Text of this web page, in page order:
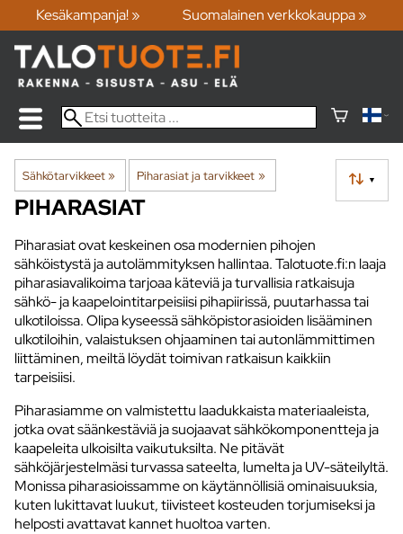
Kesäkampanja! » Suomalainen verkkokauppa »
Sähkötarvikkeet‪» Piharasiat ja tarvikkeet ‪» ▼
PIHARASIAT
Piharasiat ovat keskeinen osa modernien pihojen
sähköistystä ja autolämmityksen hallintaa. Talotuote.fi:n laaja
piharasiavalikoima tarjoaa käteviä ja turvallisia ratkaisuja
sähkö- ja kaapelointitarpeisiisi pihapiirissä, puutarhassa tai
ulkotiloissa. Olipa kyseessä sähköpistorasioiden lisääminen
ulkotiloihin, valaistuksen ohjaaminen tai autonlämmittimen
liittäminen, meiltä löydät toimivan ratkaisun kaikkiin
tarpeisiisi.
Piharasiamme on valmistettu laadukkaista materiaaleista,
jotka ovat säänkestäviä ja suojaavat sähkökomponentteja ja
kaapeleita ulkoisilta vaikutuksilta. Ne pitävät
sähköjärjestelmäsi turvassa sateelta, lumelta ja UV-säteilyltä.
Monissa piharasioissamme on käytännöllisiä ominaisuuksia,
kuten lukittavat luukut, tiivisteet kosteuden torjumiseksi ja
helposti avattavat kannet huoltoa varten.